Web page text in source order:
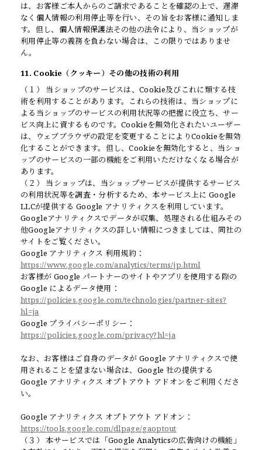
は、お客様ご本人からのご請求であることを確認の上で、遅滞
なく個人情報の利用停止等を行い、その旨をお客様に通知しま
す。但し、個人情報保護法その他の法令により、当ショップが
利用停止等の義務を負わない場合は、この限りではありませ
ん。
11. Cookie（クッキー）その他の技術の利用
（１） 当ショップのサービスは、Cookie及びこれに類する技
術を利用することがあります。これらの技術は、当ショップに
よる当ショップのサービスの利用状況等の把握に役立ち、サー
ビス向上に資するものです。Cookieを無効化されたいユーザー
は、ウェブブラウザの設定を変更することによりCookieを無効
化することができます。但し、Cookieを無効化すると、当ショ
ップのサービスの一部の機能をご利用いただけなくなる場合が
あります。
（２） 当ショップは、当ショップサービスが提供するサービス
の利用状況等を調査・分析するため、本サービス上に Google
LLCが提供する Google アナリティクスを利用しています。
Googleアナリティクスでデータが収集、処理される仕組みその
他Googleアナリティクスの詳しい情報につきましては、同社の
サイトをご覧ください。
Google アナリティクス 利用規約：
https://www.google.com/analytics/terms/jp.html
お客様が Google パートナーのサイトやアプリを使用する際の
Google によるデータ使用：
https://policies.google.com/technologies/partner-sites?
hl=ja
Google プライバシーポリシー：
https://policies.google.com/privacy?hl=ja
なお、お客様はご自身のデータが Google アナリティクスで使
用されることを望まない場合は、Google 社の提供する
Google アナリティクス オプトアウト アドオンをご利用くださ
い。
Google アナリティクス オプトアウト アドオン：
https://tools.google.com/dlpage/gaoptout
（３） 本サービスでは「Google Analyticsの広告向けの機能」